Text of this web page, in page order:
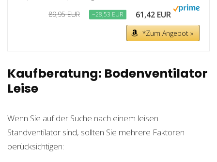
89,95 EUR −28,53 EUR 61,42 EUR
*Zum Angebot »
Kaufberatung: Bodenventilator
Leise
Wenn Sie auf der Suche nach einem leisen
Standventilator sind, sollten Sie mehrere Faktoren
berücksichtigen: